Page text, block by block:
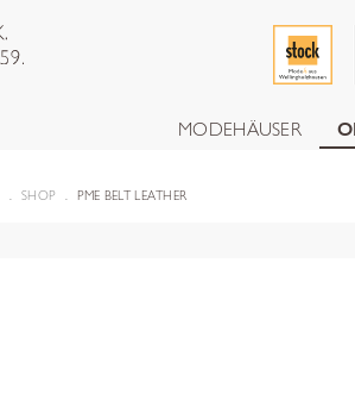
MODEHÄUSER
SHOP PME BELT LEATHER